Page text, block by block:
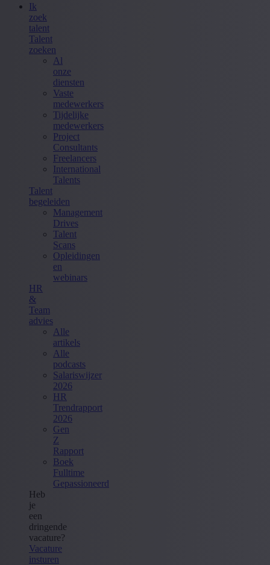
Ik
zoek
talent
Talent
zoeken
Al
onze
diensten
Vaste
medewerkers
Tijdelijke
medewerkers
Project
Consultants
Freelancers
International
Talents
Talent
begeleiden
Management
Drives
Talent
Scans
Opleidingen
en
webinars
HR
&
Team
advies
Alle
artikels
Alle
podcasts
Salariswijzer
2026
HR
Trendrapport
2026
Gen
Z
Rapport
Boek
Fulltime
Gepassioneerd
Heb
je
een
dringende
vacature?
Vacature
insturen